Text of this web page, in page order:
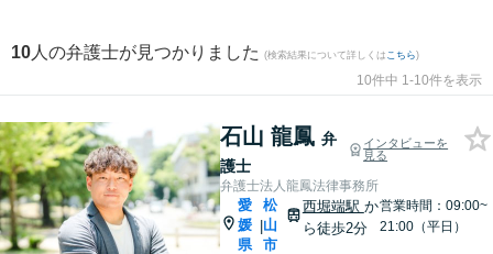
10 人の弁護士が見つかりました (検索結果について詳しくは こちら)
10件中 1-10件を表示
石山 龍鳳 弁
護士
インタビューを
見る
弁護士法人龍鳳法律事務所
愛
媛
県
|
松
山
市
西堀端駅 か
ら徒歩2分
営業時間：09:00~
21:00（平日）